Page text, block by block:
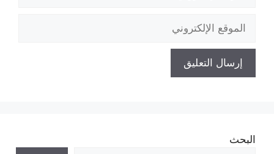
الإلكتروني
البحث